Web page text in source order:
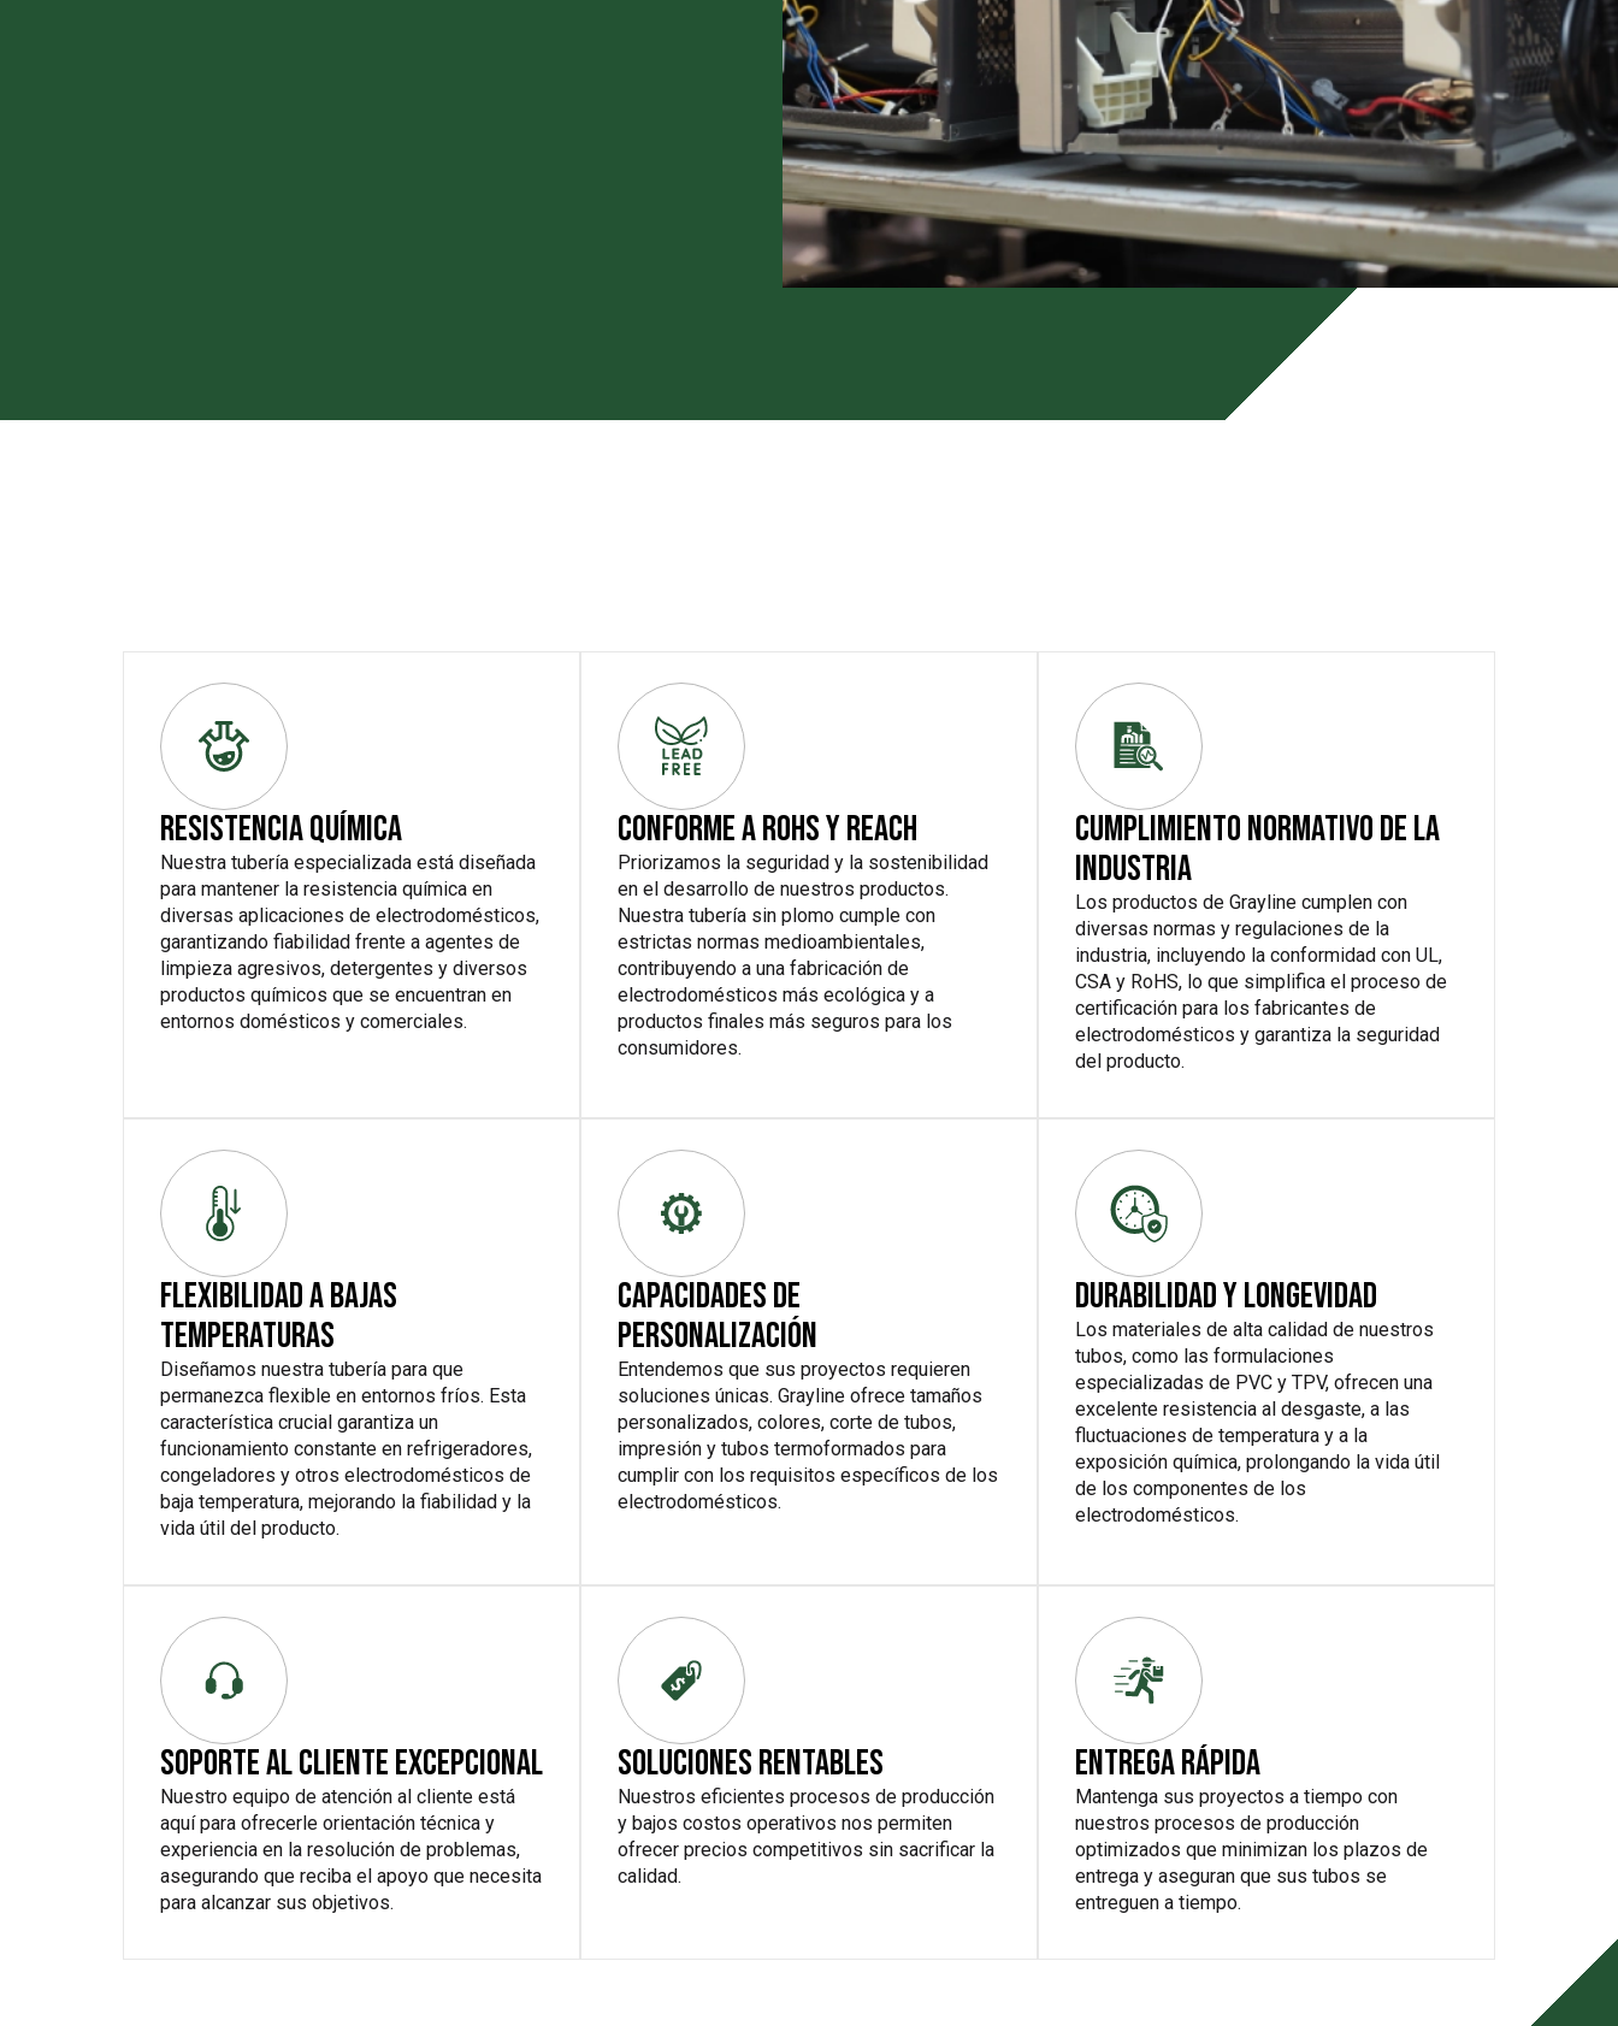
RESISTENCIA QUÍMICA
Nuestra tubería especializada está diseñada
para mantener la resistencia química en
diversas aplicaciones de electrodomésticos,
garantizando fiabilidad frente a agentes de
limpieza agresivos, detergentes y diversos
productos químicos que se encuentran en
entornos domésticos y comerciales.
CONFORME A ROHS Y REACH
Priorizamos la seguridad y la sostenibilidad
en el desarrollo de nuestros productos.
Nuestra tubería sin plomo cumple con
estrictas normas medioambientales,
contribuyendo a una fabricación de
electrodomésticos más ecológica y a
productos finales más seguros para los
consumidores.
CUMPLIMIENTO NORMATIVO DE LA
INDUSTRIA
Los productos de Grayline cumplen con
diversas normas y regulaciones de la
industria, incluyendo la conformidad con UL,
CSA y RoHS, lo que simplifica el proceso de
certificación para los fabricantes de
electrodomésticos y garantiza la seguridad
del producto.
FLEXIBILIDAD A BAJAS
TEMPERATURAS
Diseñamos nuestra tubería para que
permanezca flexible en entornos fríos. Esta
característica crucial garantiza un
funcionamiento constante en refrigeradores,
congeladores y otros electrodomésticos de
baja temperatura, mejorando la fiabilidad y la
vida útil del producto.
CAPACIDADES DE
PERSONALIZACIÓN
Entendemos que sus proyectos requieren
soluciones únicas. Grayline ofrece tamaños
personalizados, colores, corte de tubos,
impresión y tubos termoformados para
cumplir con los requisitos específicos de los
electrodomésticos.
DURABILIDAD Y LONGEVIDAD
Los materiales de alta calidad de nuestros
tubos, como las formulaciones
especializadas de PVC y TPV, ofrecen una
excelente resistencia al desgaste, a las
fluctuaciones de temperatura y a la
exposición química, prolongando la vida útil
de los componentes de los
electrodomésticos.
SOPORTE AL CLIENTE EXCEPCIONAL
Nuestro equipo de atención al cliente está
aquí para ofrecerle orientación técnica y
experiencia en la resolución de problemas,
asegurando que reciba el apoyo que necesita
para alcanzar sus objetivos.
SOLUCIONES RENTABLES
Nuestros eficientes procesos de producción
y bajos costos operativos nos permiten
ofrecer precios competitivos sin sacrificar la
calidad.
ENTREGA RÁPIDA
Mantenga sus proyectos a tiempo con
nuestros procesos de producción
optimizados que minimizan los plazos de
entrega y aseguran que sus tubos se
entreguen a tiempo.